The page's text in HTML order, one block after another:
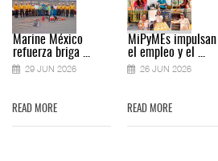
Marine México
refuerza briga ...
29 JUN 2026
READ MORE
MiPyMEs impulsan
el empleo y el ...
26 JUN 2026
READ MORE